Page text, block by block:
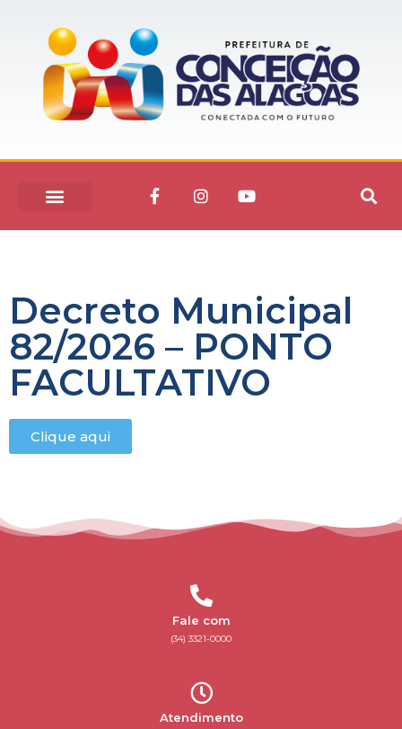
Decreto Municipal
82/2026 – PONTO
FACULTATIVO
Clique aqui
Fale com
(34) 3321-0000
Atendimento